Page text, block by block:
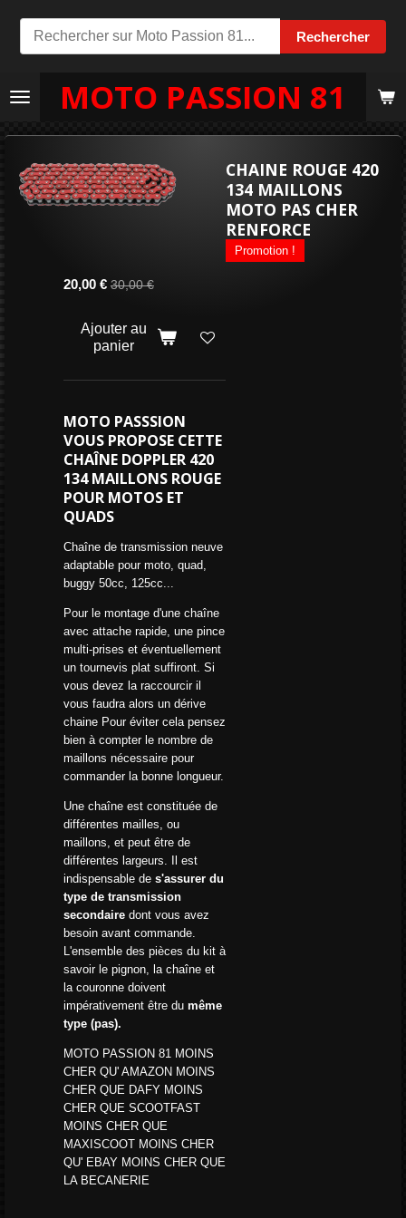
Rechercher
Passer
au
principal
MOTO PASSION 81
CHAINE ROUGE 420
134 MAILLONS
MOTO PAS CHER
RENFORCE
Promotion !
20,00 € 30,00 €
Ajouter au
panier
MOTO PASSSION
VOUS PROPOSE CETTE
CHAÎNE DOPPLER 420
134 MAILLONS ROUGE
POUR MOTOS ET
QUADS
Chaîne de transmission neuve
adaptable pour moto, quad,
buggy 50cc, 125cc...
Pour le montage d'une chaîne
avec attache rapide, une pince
multi-prises et éventuellement
un tournevis plat suffiront. Si
vous devez la raccourcir il
vous faudra alors un dérive
chaine Pour éviter cela pensez
bien à compter le nombre de
maillons nécessaire pour
commander la bonne longueur.
Une chaîne est constituée de
différentes mailles, ou
maillons, et peut être de
différentes largeurs. Il est
indispensable de s'assurer du
type de transmission
secondaire dont vous avez
besoin avant commande.
L'ensemble des pièces du kit à
savoir le pignon, la chaîne et
la couronne doivent
impérativement être du même
type (pas).
MOTO PASSION 81 MOINS
CHER QU' AMAZON MOINS
CHER QUE DAFY MOINS
CHER QUE SCOOTFAST
MOINS CHER QUE
MAXISCOOT MOINS CHER
QU' EBAY MOINS CHER QUE
LA BECANERIE